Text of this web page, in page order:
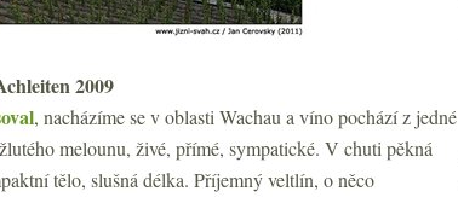
2009
, nacházíme se v oblasti Wachau a víno pochází z jedné
melounu, živé, přímé, sympatické. V chuti pěkná
tělo, slušná délka. Příjemný veltlín, o něco